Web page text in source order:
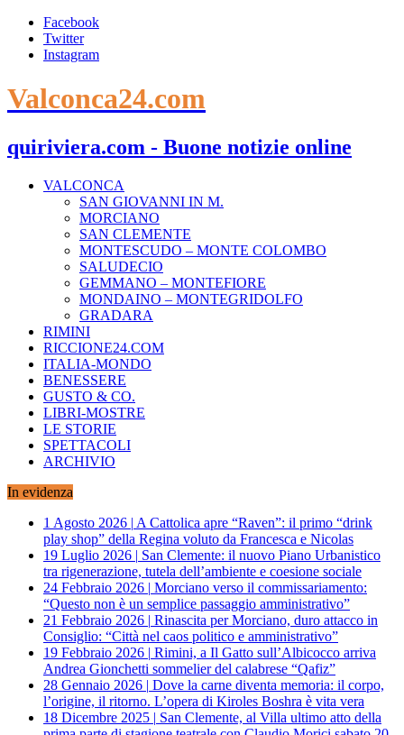
Facebook
Twitter
Instagram
Valconca24.com
quiriviera.com - Buone notizie online
VALCONCA
SAN GIOVANNI IN M.
MORCIANO
SAN CLEMENTE
MONTESCUDO – MONTE COLOMBO
SALUDECIO
GEMMANO – MONTEFIORE
MONDAINO – MONTEGRIDOLFO
GRADARA
RIMINI
RICCIONE24.COM
ITALIA-MONDO
BENESSERE
GUSTO & CO.
LIBRI-MOSTRE
LE STORIE
SPETTACOLI
ARCHIVIO
In evidenza
1 Agosto 2026 | A Cattolica apre “Raven”: il primo “drink
play shop” della Regina voluto da Francesca e Nicolas
19 Luglio 2026 | San Clemente: il nuovo Piano Urbanistico
tra rigenerazione, tutela dell’ambiente e coesione sociale
24 Febbraio 2026 | Morciano verso il commissariamento:
“Questo non è un semplice passaggio amministrativo”
21 Febbraio 2026 | Rinascita per Morciano, duro attacco in
Consiglio: “Città nel caos politico e amministrativo”
19 Febbraio 2026 | Rimini, a Il Gatto sull’Albicocco arriva
Andrea Gionchetti sommelier del calabrese “Qafiz”
28 Gennaio 2026 | Dove la carne diventa memoria: il corpo,
l’origine, il ritorno. L’opera di Kiroles Boshra è vita vera
18 Dicembre 2025 | San Clemente, al Villa ultimo atto della